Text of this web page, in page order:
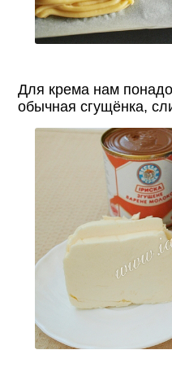
Для крема нам
обычная сгущёнка,